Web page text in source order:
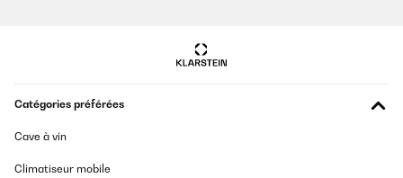
Catégories préférées
Cave à vin
Climatiseur mobile